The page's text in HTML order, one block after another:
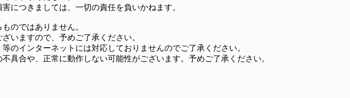
につきましては、一切の責任を負いかねます。
のではありません。
いますので、予めご了承ください。
のインターネットには対応しておりませんのでご了承ください。
具合や、正常に動作しない可能性がございます。予めご了承ください。